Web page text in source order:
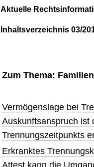
Aktuelle
Inhaltsverzeichnis 03/
Zum Thema:
Vermögenslage bei
Auskunftsanspruch ist
Trennungszeitpunkts
Erkranktes
Attest kann die